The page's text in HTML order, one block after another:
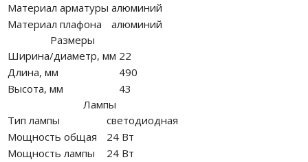
Материал арматуры алюминий
Материал плафона
алюминий
Размеры
Ширина/диаметр, мм 22
Длина, мм
490
Высота, мм
43
Лампы
Тип лампы
светодиодная
Мощность общая
24 Вт
Мощность лампы
24 Вт